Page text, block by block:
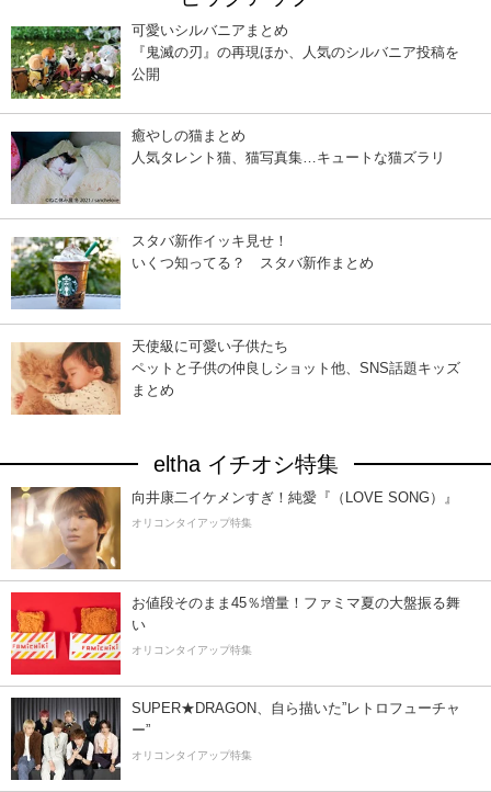
可愛いシルバニアまとめ
『鬼滅の刃』の再現ほか、人気のシルバニア投稿を
公開
癒やしの猫まとめ
人気タレント猫、猫写真集…キュートな猫ズラリ
スタバ新作イッキ見せ！
いくつ知ってる？ スタバ新作まとめ
天使級に可愛い子供たち
ペットと子供の仲良しショット他、SNS話題キッズ
まとめ
eltha イチオシ特集
向井康二イケメンすぎ！純愛『（LOVE SONG）』
オリコンタイアップ特集
お値段そのまま45％増量！ファミマ夏の大盤振る舞
い
オリコンタイアップ特集
SUPER★DRAGON、自ら描いた”レトロフューチャ
ー”
オリコンタイアップ特集